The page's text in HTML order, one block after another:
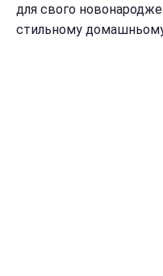
для свого
стильному домашньому